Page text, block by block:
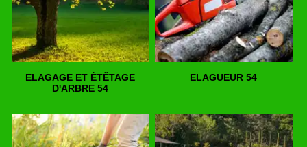
ELAGAGE ET ÉTÊTAGE
D'ARBRE 54
ELAGUEUR 54